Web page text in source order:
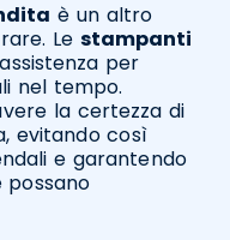
è un altro
Le stampanti
per
nel tempo.
la certezza di
evitando così
e garantendo
possano